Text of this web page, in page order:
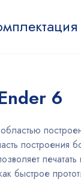
6
быстрое